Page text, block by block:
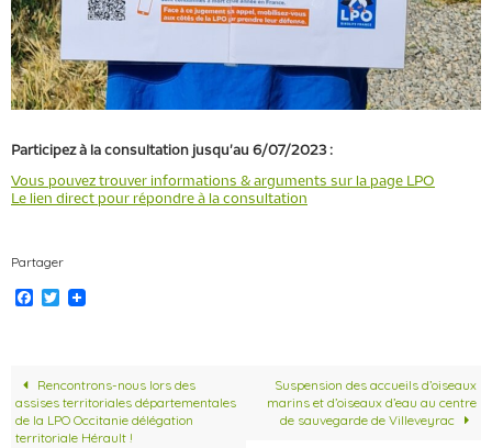
Participez à la consultation jusqu'au 6/07/2023 :
Vous pouvez trouver informations & arguments sur la page LPO
Le lien direct pour répondre à la consultation
Partager
F
o
o
k
T
e
r
Rencontrons-nous lors des
assises territoriales départementales
de la LPO Occitanie délégation
territoriale Hérault !
Suspension des accueils d’oiseaux
marins et d’oiseaux d’eau au centre
de sauvegarde de Villeveyrac